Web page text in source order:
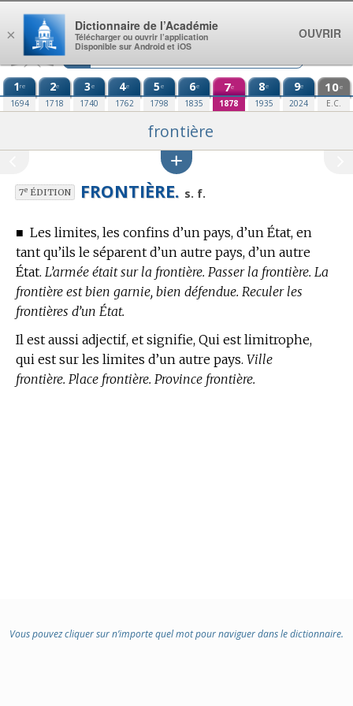
Aller au contenu
1re
1694
2e
1718
3e
1740
4e
1762
5e
1798
6e
1835
7e
1878
8e
1935
9e
2024
10e
E.C.
frontière
7eÉDITION FRONTIÈRE. s. f.
■ Les limites, les confins d’un pays, d’un État, en
tant qu’ils le séparent d’un autre pays, d’un autre
État. L’armée était sur la frontière. Passer la frontière. La
frontière est bien garnie, bien défendue. Reculer les
frontières d’un État.
Il est aussi adjectif, et signifie, Qui est limitrophe,
qui est sur les limites d’un autre pays. Ville
frontière. Place frontière. Province frontière.
Vous pouvez cliquer sur n’importe quel mot pour naviguer dans le dictionnaire.
×
Dictionnaire de l’Académie
Télécharger ou ouvrir l’application
Disponible sur Android et iOS
OUVRIR